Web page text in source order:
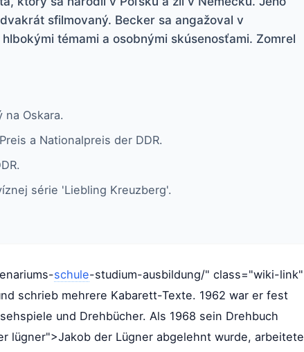
sfilmovaný. Becker sa angažoval v
témami a osobnými skúsenosťami. Zomrel
Oskara.
a Nationalpreis der DDR.
série 'Liebling Kreuzberg'.
schule-studium-ausbildung/" class="wiki-link"
schrieb mehrere Kabarett-Texte. 1962 war er fest
und Drehbücher. Als 1968 sein Drehbuch
der Lügner abgelehnt wurde, arbeitete